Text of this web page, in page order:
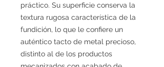
práctico. Su superficie conserva la
textura rugosa característica de la
fundición, lo que le confiere un
auténtico tacto de metal precioso,
distinto al de los productos